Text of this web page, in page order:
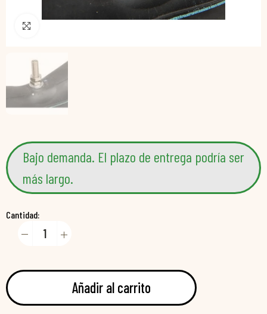
Bajo demanda. El plazo de entrega podría ser
más largo.
Cantidad:
Añadir al carrito